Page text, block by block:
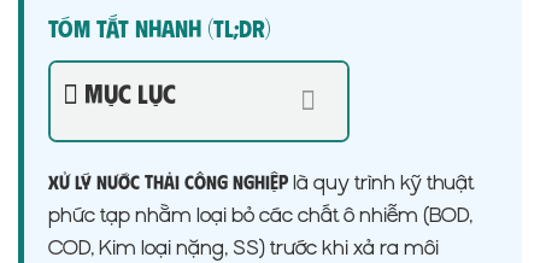
Tóm Tắt Nhanh (TL;DR)
Mục lục
Xử lý nước thải công nghiệp là quy trình kỹ thuật
phức tạp nhằm loại bỏ các chất ô nhiễm (BOD,
COD, Kim loại nặng, SS) trước khi xả ra môi